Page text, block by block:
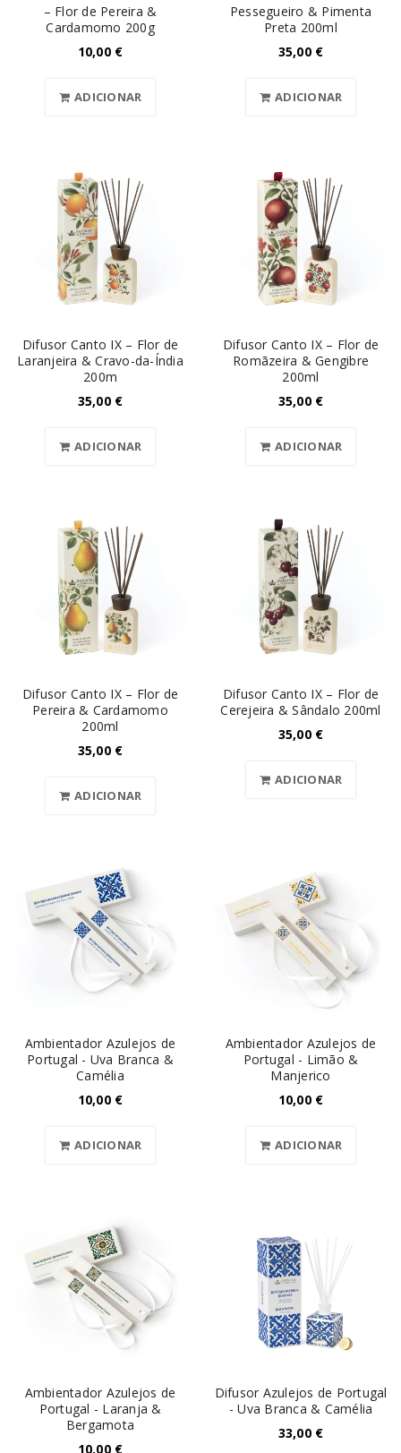
– Flor de Pereira &
Cardamomo 200g
10,00 €
ADICIONAR
Pessegueiro & Pimenta
Preta 200ml
35,00 €
ADICIONAR
Difusor Canto IX – Flor de
Laranjeira & Cravo-da-Índia
200m
35,00 €
ADICIONAR
Difusor Canto IX – Flor de
Romãzeira & Gengibre
200ml
35,00 €
ADICIONAR
Difusor Canto IX – Flor de
Pereira & Cardamomo
200ml
35,00 €
ADICIONAR
Difusor Canto IX – Flor de
Cerejeira & Sândalo 200ml
35,00 €
ADICIONAR
Ambientador Azulejos de
Portugal - Uva Branca &
Camélia
10,00 €
ADICIONAR
Ambientador Azulejos de
Portugal - Limão &
Manjerico
10,00 €
ADICIONAR
Ambientador Azulejos de
Portugal - Laranja &
Bergamota
10,00 €
Difusor Azulejos de Portugal
- Uva Branca & Camélia
33,00 €